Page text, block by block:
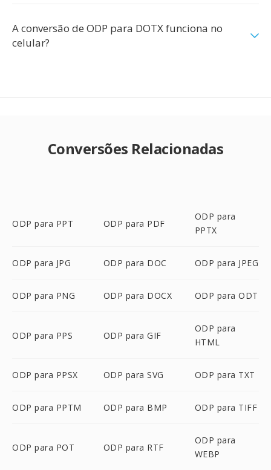
A conversão de ODP para DOTX funciona no
celular?
Conversões Relacionadas
ODP para PPT ODP para PDF
ODP para
PPTX
ODP para JPG ODP para DOC ODP para JPEG
ODP para PNG ODP para DOCX ODP para ODT
ODP para PPS ODP para GIF
ODP para
HTML
ODP para PPSX ODP para SVG ODP para TXT
ODP para PPTM ODP para BMP ODP para TIFF
ODP para POT ODP para RTF
ODP para
WEBP